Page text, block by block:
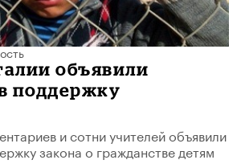
объявили
поддержку
и сотни учителей объявили
закона о гражданстве детям